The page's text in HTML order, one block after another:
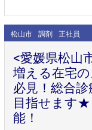
松山市 調剤 正社員
<愛媛県松山
増える在宅
必見！総合
目指せます★
能！